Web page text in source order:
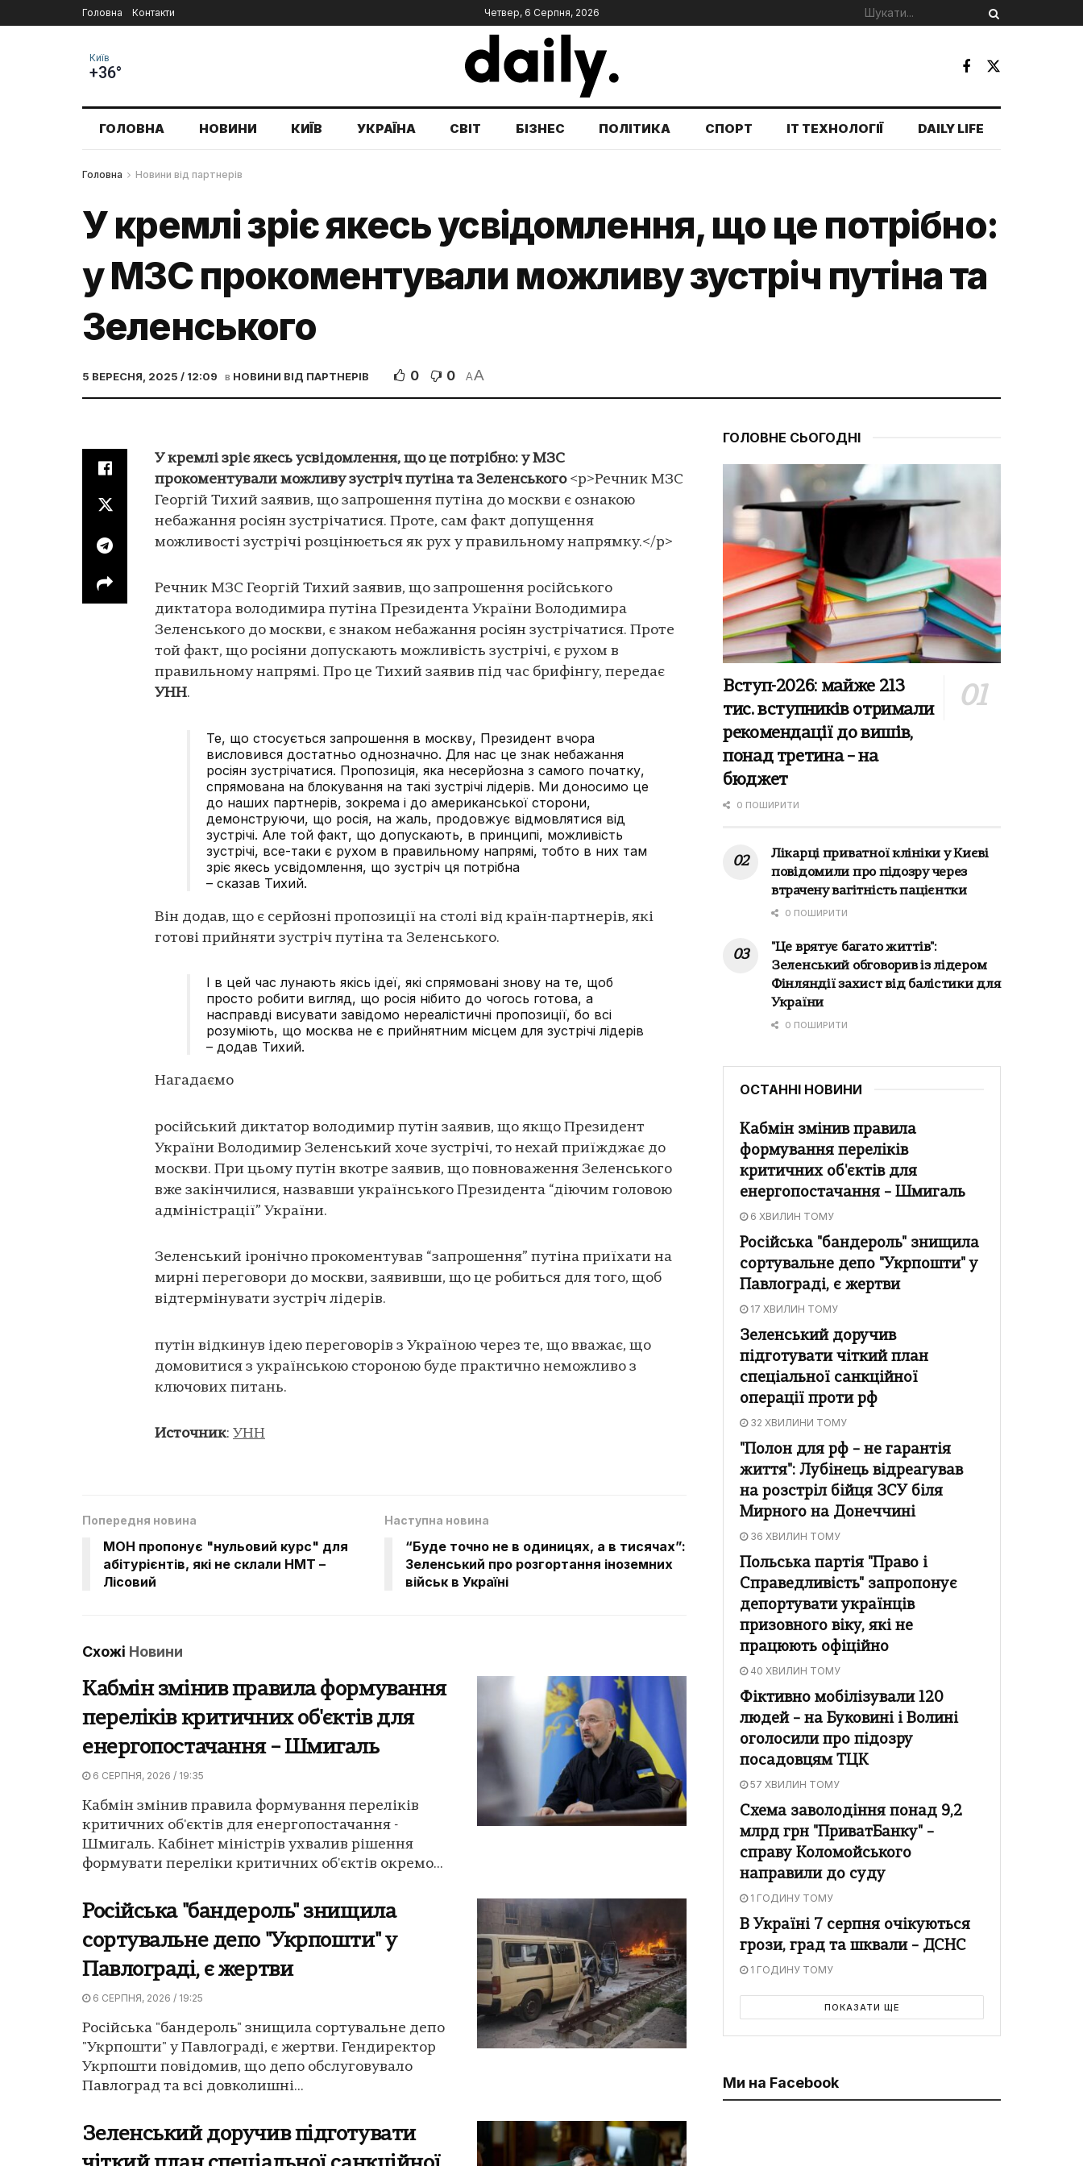
Головна Контакти Четвер, 6 Серпня, 2026
Київ
+36°
ГОЛОВНА НОВИНИ КИЇВ УКРАЇНА СВІТ БІЗНЕС ПОЛІТИКА СПОРТ IT ТЕХНОЛОГІЇ DAILY LIFE
Головна Новини від партнерів
У кремлі зріє якесь усвідомлення, що це потрібно:
у МЗС прокоментували можливу зустріч путіна та
Зеленського
5 ВЕРЕСНЯ, 2025 / 12:09 в НОВИНИ ВІД ПАРТНЕРІВ 0 0 AA
У кремлі зріє якесь усвідомлення, що це потрібно: у МЗС
прокоментували можливу зустріч путіна та Зеленського <p>Речник МЗС
Георгій Тихий заявив, що запрошення путіна до москви є ознакою
небажання росіян зустрічатися. Проте, сам факт допущення
можливості зустрічі розцінюється як рух у правильному напрямку.</p>
Речник МЗС Георгій Тихий заявив, що запрошення російського
диктатора володимира путіна Президента України Володимира
Зеленського до москви, є знаком небажання росіян зустрічатися. Проте
той факт, що росіяни допускають можливість зустрічі, є рухом в
правильному напрямі. Про це Тихий заявив під час брифінгу, передає
УНН.
Те, що стосується запрошення в москву, Президент вчора
висловився достатньо однозначно. Для нас це знак небажання
росіян зустрічатися. Пропозиція, яка несерйозна з самого початку,
спрямована на блокування на такі зустрічі лідерів. Ми доносимо це
до наших партнерів, зокрема і до американської сторони,
демонструючи, що росія, на жаль, продовжує відмовлятися від
зустрічі. Але той факт, що допускають, в принципі, можливість
зустрічі, все-таки є рухом в правильному напрямі, тобто в них там
зріє якесь усвідомлення, що зустріч ця потрібна
– сказав Тихий.
Він додав, що є серйозні пропозиції на столі від країн-партнерів, які
готові прийняти зустріч путіна та Зеленського.
І в цей час лунають якісь ідеї, які спрямовані знову на те, щоб
просто робити вигляд, що росія нібито до чогось готова, а
насправді висувати завідомо нереалістичні пропозиції, бо всі
розуміють, що москва не є прийнятним місцем для зустрічі лідерів
– додав Тихий.
Нагадаємо
російський диктатор володимир путін заявив, що якщо Президент
України Володимир Зеленський хоче зустрічі, то нехай приїжджає до
москви. При цьому путін вкотре заявив, що повноваження Зеленського
вже закінчилися, назвавши українського Президента “діючим головою
адміністрації” України.
Зеленський іронічно прокоментував “запрошення” путіна приїхати на
мирні переговори до москви, заявивши, що це робиться для того, щоб
відтермінувати зустріч лідерів.
путін відкинув ідею переговорів з Україною через те, що вважає, що
домовитися з українською стороною буде практично неможливо з
ключових питань.
Источник: УНН
Попередня новина
МОН пропонує "нульовий курс" для
абітурієнтів, які не склали НМТ –
Лісовий
Наступна новина
“Буде точно не в одиницях, а в тисячах”:
Зеленський про розгортання іноземних
військ в Україні
Схожі Новини
Кабмін змінив правила формування
переліків критичних об'єктів для
енергопостачання – Шмигаль
6 СЕРПНЯ, 2026 / 19:35
Кабмін змінив правила формування переліків
критичних об'єктів для енергопостачання -
Шмигаль. Кабінет міністрів ухвалив рішення
формувати переліки критичних об'єктів окремо...
Російська "бандероль" знищила
сортувальне депо "Укрпошти" у
Павлограді, є жертви
6 СЕРПНЯ, 2026 / 19:25
Російська "бандероль" знищила сортувальне депо
"Укрпошти" у Павлограді, є жертви. Гендиректор
Укрпошти повідомив, що депо обслуговувало
Павлоград та всі довколишні...
Зеленський доручив підготувати
ГОЛОВНЕ СЬОГОДНІ
Вступ-2026: майже 213
тис. вступників отримали
рекомендації до вишів,
понад третина – на
бюджет
0 ПОШИРИТИ
Лікарці приватної клініки у Києві
повідомили про підозру через
втрачену вагітність пацієнтки
0 ПОШИРИТИ
"Це врятує багато життів":
Зеленський обговорив із лідером
Фінляндії захист від балістики для
України
0 ПОШИРИТИ
ОСТАННІ НОВИНИ
Кабмін змінив правила
формування переліків
критичних об'єктів для
енергопостачання – Шмигаль
6 ХВИЛИН ТОМУ
Російська "бандероль" знищила
сортувальне депо "Укрпошти" у
Павлограді, є жертви
17 ХВИЛИН ТОМУ
Зеленський доручив
підготувати чіткий план
спеціальної санкційної
операції проти рф
32 ХВИЛИНИ ТОМУ
"Полон для рф – не гарантія
життя": Лубінець відреагував
на розстріл бійця ЗСУ біля
Мирного на Донеччині
36 ХВИЛИН ТОМУ
Польська партія "Право і
Справедливість" запропонує
депортувати українців
призовного віку, які не
працюють офіційно
40 ХВИЛИН ТОМУ
Фіктивно мобілізували 120
людей – на Буковині і Волині
оголосили про підозру
посадовцям ТЦК
57 ХВИЛИН ТОМУ
Схема заволодіння понад 9,2
млрд грн "ПриватБанку" –
справу Коломойського
направили до суду
1 ГОДИНУ ТОМУ
В Україні 7 серпня очікуються
грози, град та шквали – ДСНС
1 ГОДИНУ ТОМУ
ПОКАЗАТИ ЩЕ
Ми на Facebook